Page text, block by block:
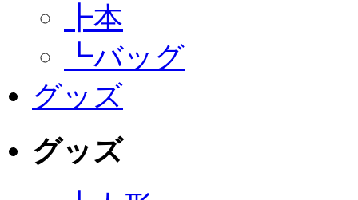
┣本
┗バッグ
グッズ
グッズ